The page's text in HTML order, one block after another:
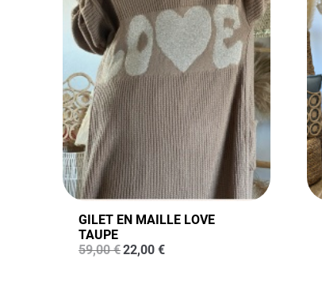
GILET EN MAILLE LOVE
TAUPE
59,00€Le
22,00 €Le